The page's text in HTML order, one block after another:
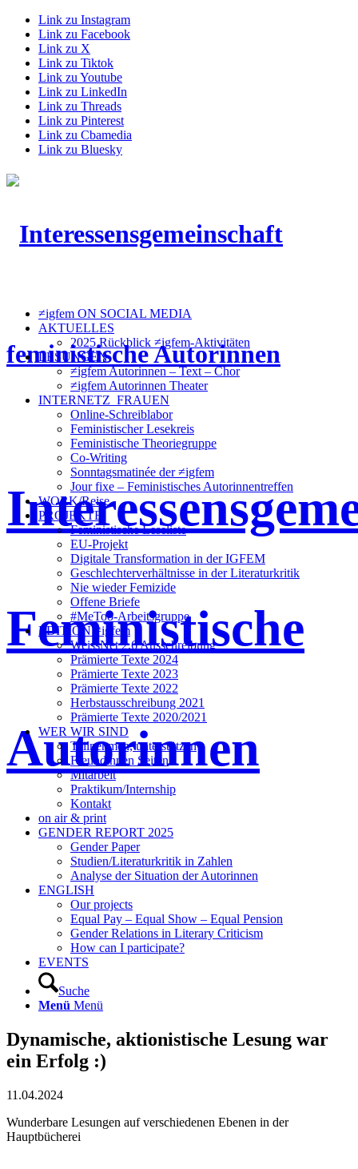
Link zu Instagram
Link zu Facebook
Link zu X
Link zu Tiktok
Link zu Youtube
Link zu LinkedIn
Link zu Threads
Link zu Pinterest
Link zu Cbamedia
Link zu Bluesky
Feministische
Autorinnen
≠igfem ON SOCIAL MEDIA
AKTUELLES
2025 Rückblick ≠igfem-Aktivitäten
LESUNGEN
≠igfem Autorinnen – Text – Chor
≠igfem Autorinnen Theater
INTERNETZ_FRAUEN
Online-Schreiblabor
Feministischer Lesekreis
Feministische Theoriegruppe
Co-Writing
Sonntagsmatinée der ≠igfem
Jour fixe – Feministisches Autorinnentreffen
WORK/Reise
PROJEKTE
Feministische Leseliste
EU-Projekt
Digitale Transformation in der IGFEM
Geschlechterverhältnisse in der Literaturkritik
Nie wieder Femizide
Offene Briefe
#MeToo-Arbeitsgruppe
EDITION ≠igfem
WeissNet 2.6 Ausschreibung
Prämierte Texte 2024
Prämierte Texte 2023
Prämierte Texte 2022
Herbstausschreibung 2021
Prämierte Texte 2020/2021
WER WIR SIND
Teilnehmen, unterstützen
Freundinnen Seiten
Mitarbeit
Praktikum/Internship
Kontakt
on air & print
GENDER REPORT 2025
Gender Paper
Studien/Literaturkritik in Zahlen
Analyse der Situation der Autorinnen
ENGLISH
Our projects
Equal Pay – Equal Show – Equal Pension
Gender Relations in Literary Criticism
How can I participate?
EVENTS
Suche
Menü Menü
Dynamische, aktionistische Lesung war
ein Erfolg :)
11.04.2024
Wunderbare Lesungen auf verschiedenen Ebenen in der
Hauptbücherei